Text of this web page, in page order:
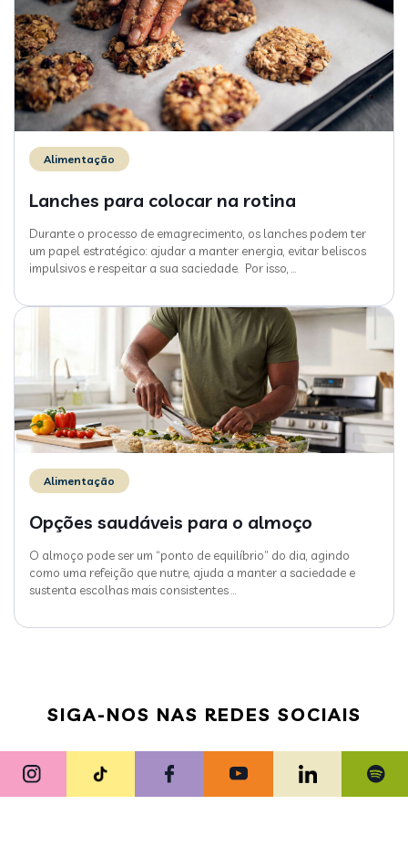
Alimentação
Lanches para colocar na rotina
Durante o processo de emagrecimento, os lanches podem ter
um papel estratégico: ajudar a manter energia, evitar beliscos
impulsivos e respeitar a sua saciedade. Por isso,
Alimentação
Opções saudáveis para o almoço
O almoço pode ser um “ponto de equilíbrio” do dia, agindo
como uma refeição que nutre, ajuda a manter a saciedade e
sustenta escolhas mais consistentes
SIGA-NOS NAS REDES SOCIAIS